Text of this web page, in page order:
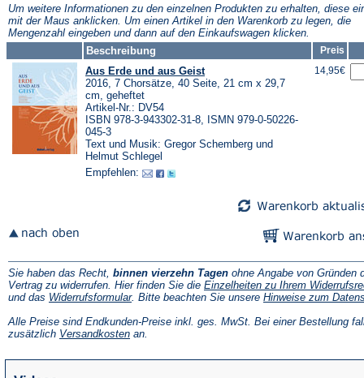
Tab)
Tab)
Tab)
Um weitere Informationen zu den einzelnen Produkten zu erhalten, diese
mit der Maus anklicken. Um einen Artikel in den Warenkorb zu legen, die
Mengenzahl eingeben und dann auf den Einkaufswagen klicken.
Beschreibung
Preis
Aus Erde und aus Geist
2016, 7 Chorsätze, 40 Seite, 21 cm x 29,7
cm, geheftet
Artikel-Nr.: DV54
ISBN 978-3-943302-31-8, ISMN 979-0-50226-
045-3
Text und Musik: Gregor Schemberg und
Helmut Schlegel
Empfehlen:
14,95€
Sie haben das Recht, binnen vierzehn Tagen ohne Angabe von Gründen
Vertrag zu widerrufen. Hier finden Sie die Einzelheiten zu Ihrem
und das Widerrufsformular(Öffnet
einem
neuen
. Bitte beachten Sie unsere Hinweise zum
Alle Preise sind Endkunden-Preise inkl. ges. MwSt. Bei einer Bestellung
zusätzlich Versandkosten(Öffnet
an.